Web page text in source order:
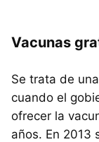
Vacunas
Se trata de
cuando el
ofrecer la
años. En 2013